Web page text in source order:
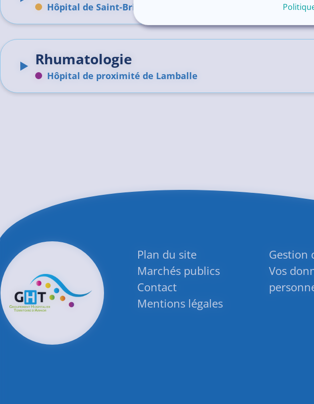
Hôpital de Saint-Brieuc
Rhumatologie
Hôpital de proximité de Lamballe
Plan du site
Marchés publics
Contact
Mentions légales
Gestion
Vos